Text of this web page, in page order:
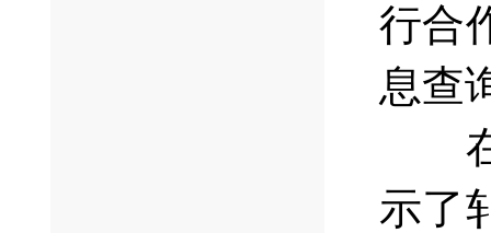
行合
息查
在
示了